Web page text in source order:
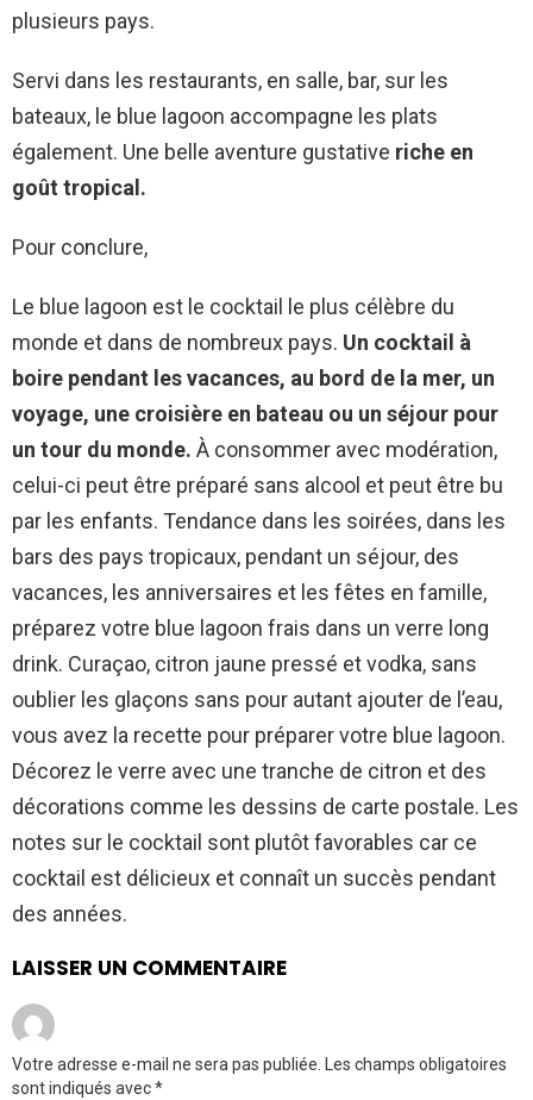
plusieurs pays.
Servi dans les restaurants, en salle, bar, sur les
bateaux, le blue lagoon accompagne les plats
également. Une belle aventure gustative riche en
goût tropical.
Pour conclure,
Le blue lagoon est le cocktail le plus célèbre du
monde et dans de nombreux pays. Un cocktail à
boire pendant les vacances, au bord de la mer, un
voyage, une croisière en bateau ou un séjour pour
un tour du monde. À consommer avec modération,
celui-ci peut être préparé sans alcool et peut être bu
par les enfants. Tendance dans les soirées, dans les
bars des pays tropicaux, pendant un séjour, des
vacances, les anniversaires et les fêtes en famille,
préparez votre blue lagoon frais dans un verre long
drink. Curaçao, citron jaune pressé et vodka, sans
oublier les glaçons sans pour autant ajouter de l’eau,
vous avez la recette pour préparer votre blue lagoon.
Décorez le verre avec une tranche de citron et des
décorations comme les dessins de carte postale. Les
notes sur le cocktail sont plutôt favorables car ce
cocktail est délicieux et connaît un succès pendant
des années.
LAISSER UN COMMENTAIRE
Votre adresse e-mail ne sera pas publiée. Les champs obligatoires
sont indiqués avec*